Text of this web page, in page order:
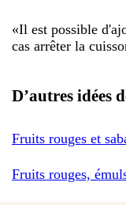
«Il est possible
cas arrêter la
D’autres idées
Fruits rouges et
Fruits rouges,